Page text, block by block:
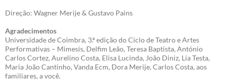
Direção: Wagner Merije & Gustavo Pains
Agradecimentos
Universidade de Coimbra, 3.ª edição do Ciclo de Teatro e Artes
Performativas – Mimesis, Delfim Leão, Teresa Baptista, António
Carlos Cortez, Aurelino Costa, Elisa Lucinda, João Diniz, Lia Testa,
Maria João Cantinho, Vanda Ecm, Dora Merije, Carlos Costa, aos
familiares, a você.